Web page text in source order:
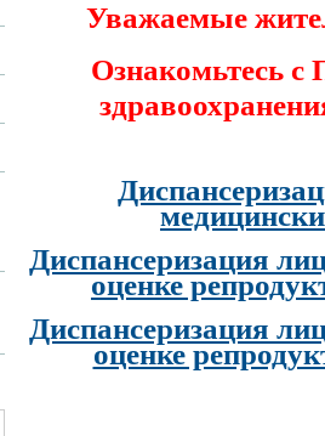
Уважаемые
Ознакомьтесь
Диспансеризация
оценке
Диспансеризация
оценке